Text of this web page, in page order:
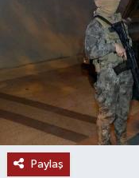
Paylaş
Gündem
Haberde İnsan
Kültür Sanat